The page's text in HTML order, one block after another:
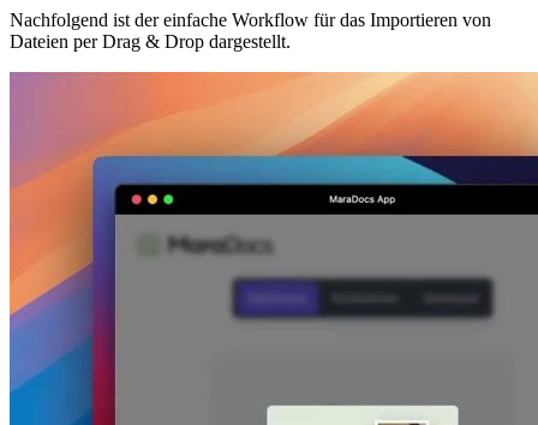
Nachfolgend ist der einfache Workflow für das Importieren von
Dateien per Drag & Drop dargestellt.